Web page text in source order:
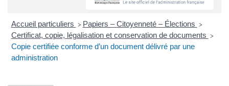
Accueil particuliers > Papiers – Citoyenneté – Élections >
Certificat, copie, légalisation et conservation de documents >
Copie certifiée conforme d’un document délivré par une
administration